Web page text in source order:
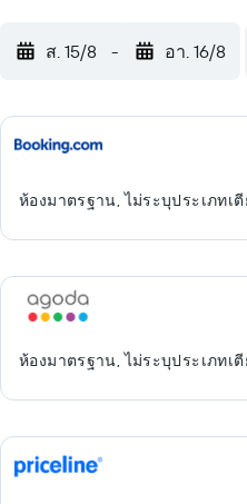
ส. 15/8 - อา. 16/8
ห้องมาตรฐาน, ไม่ระบุประเภทเตี
ห้องมาตรฐาน, ไม่ระบุประเภทเตี